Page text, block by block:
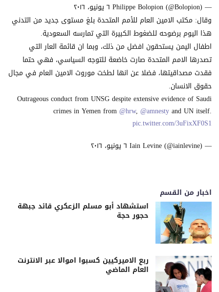
— Philippe Bolopion (@Bolopion)
٦ يونيو، ٢٠١٦
وقال: مكتب الامين العام للأمم المتحدة بلغ مستوى جديد من التدني
هذا اليوم برضوحه للضغوط الكبيرة التي تمارسه السعودية.
اطفال اليمن يستحقون افضل من ذلك، وبما ان قائمة العار التي
تصدرها الامم المتحدة صارت خاضعة للتوجه السياسي، فهي حتما
فقدت مصداقيتها، فضلا عن انها لطخت موروث الامين العام في مجال
حقوق الانسان.
Outrageous conduct from UNSG despite extensive evidence of Saudi
crimes in Yemen from@hrw, @amnestyand UN itself.
pic.twitter.com/3uFixXF0S1
— Iain Levine (@iainlevine)
٦ يونيو، ٢٠١٦
اخبار من القسم
استشهاد أبو مسلم الزعكري قائد جبهة
حجور حجة
ربع الاميركيين كسبوا اموالا عبر الانترنت
العام الماضي